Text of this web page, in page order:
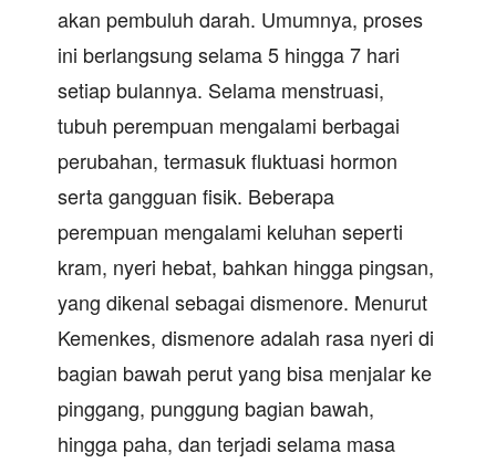
akan pembuluh darah. Umumnya, proses
ini berlangsung selama 5 hingga 7 hari
setiap bulannya. Selama menstruasi,
tubuh perempuan mengalami berbagai
perubahan, termasuk fluktuasi hormon
serta gangguan fisik. Beberapa
perempuan mengalami keluhan seperti
kram, nyeri hebat, bahkan hingga pingsan,
yang dikenal sebagai dismenore. Menurut
Kemenkes, dismenore adalah rasa nyeri di
bagian bawah perut yang bisa menjalar ke
pinggang, punggung bagian bawah,
hingga paha, dan terjadi selama masa